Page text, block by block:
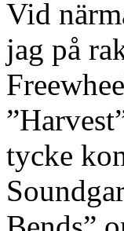
Vid
jag på
tycke